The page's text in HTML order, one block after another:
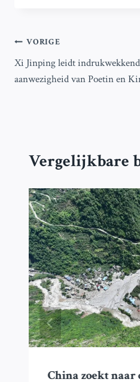
Bericht
navigatie
VORIGE
Xi Jinping leidt
aanwezigheid van Poetin en
Vergelijkbare
China zoekt naar